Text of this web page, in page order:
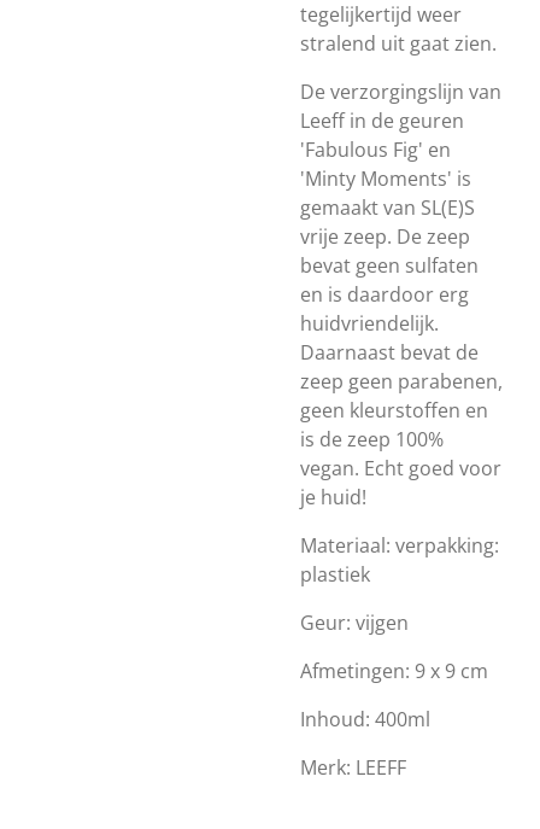
tegelijkertijd weer
stralend uit gaat zien.
De verzorgingslijn van
Leeff in de geuren
'Fabulous Fig' en
'Minty Moments' is
gemaakt van SL(E)S
vrije zeep. De zeep
bevat geen sulfaten
en is daardoor erg
huidvriendelijk.
Daarnaast bevat de
zeep geen parabenen,
geen kleurstoffen en
is de zeep 100%
vegan. Echt goed voor
je huid!
Materiaal: verpakking:
plastiek
Geur: vijgen
Afmetingen: 9 x 9 cm
Inhoud: 400ml
Merk: LEEFF